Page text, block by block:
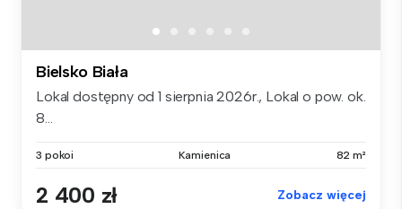
Bielsko Biała
Lokal dostępny od 1 sierpnia 2026r., Lokal o pow. ok.
8...
3 pokoi Kamienica 82 m²
2 400 zł Zobacz więcej